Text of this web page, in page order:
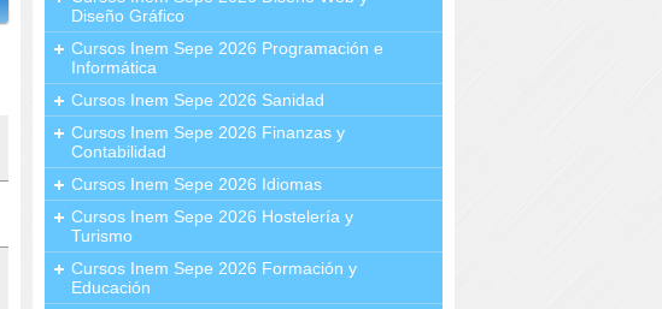
Diseño Gráfico
Cursos Inem Sepe 2026 Programación e
Informática
Cursos Inem Sepe 2026 Sanidad
Cursos Inem Sepe 2026 Finanzas y
Contabilidad
Cursos Inem Sepe 2026 Idiomas
Cursos Inem Sepe 2026 Hostelería y
Turismo
Cursos Inem Sepe 2026 Formación y
Educación